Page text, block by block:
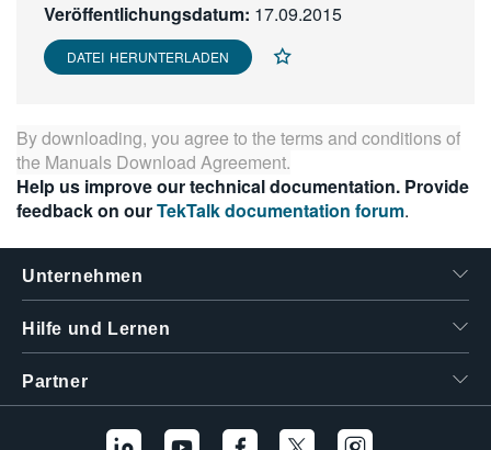
Veröffentlichungsdatum: 17.09.2015
DATEI HERUNTERLADEN
By downloading, you agree to the terms and conditions of
the Manuals Download Agreement.
Help us improve our technical documentation. Provide
feedback on ourTekTalk documentation forum.
Unternehmen
Hilfe und Lernen
Partner